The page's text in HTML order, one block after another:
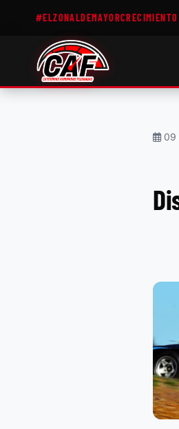
#ELZONALDEMAYORCRECIMIENTO
09